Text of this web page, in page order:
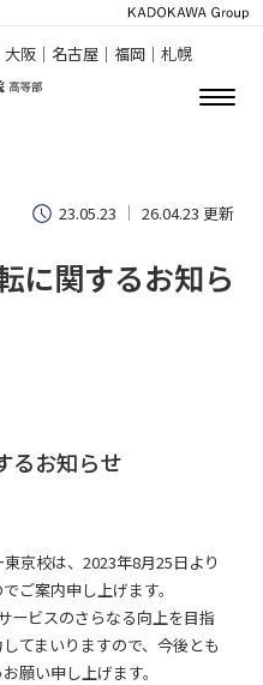
阪｜名古屋｜福岡｜札幌
23.05.23 26.04.23 更新
に関するお知ら
るお知らせ
京校は、2023年8月25日より
ご案内申し上げます。
ービスのさらなる向上を目指
てまいりますので、今後とも
願い申し上げます。